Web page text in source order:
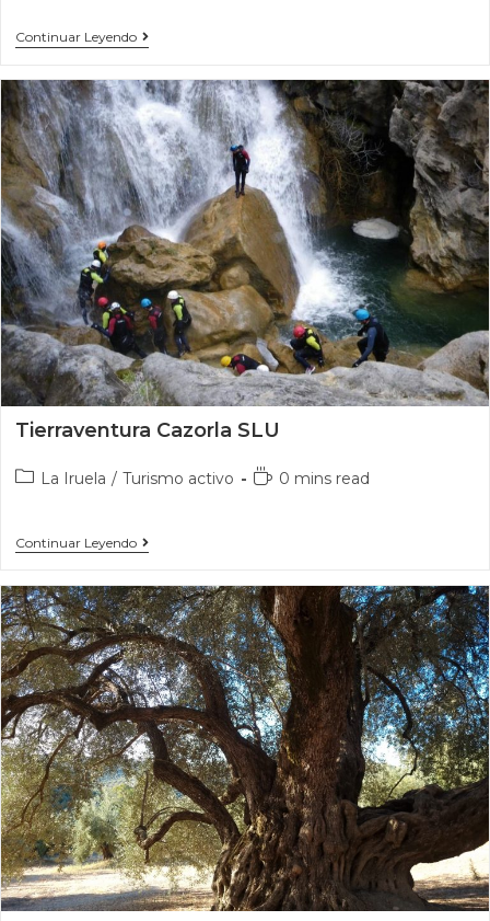
Continuar Leyendo
Tierraventura Cazorla SLU
La Iruela / Turismo activo 0 mins read
Continuar Leyendo